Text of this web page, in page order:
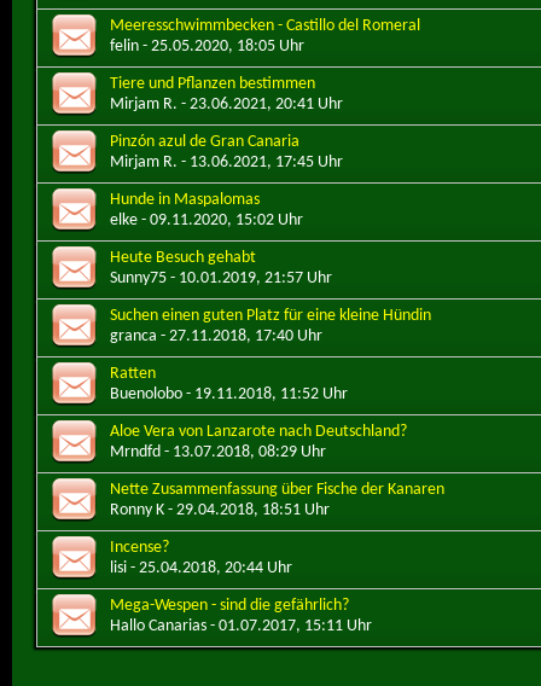
Meeresschwimmbecken - Castillo del Romeral
felin - 25.05.2020, 18:05 Uhr
Tiere und Pflanzen bestimmen
Mirjam R. - 23.06.2021, 20:41 Uhr
Pinzón azul de Gran Canaria
Mirjam R. - 13.06.2021, 17:45 Uhr
Hunde in Maspalomas
elke - 09.11.2020, 15:02 Uhr
Heute Besuch gehabt
Sunny75 - 10.01.2019, 21:57 Uhr
Suchen einen guten Platz für eine kleine Hündin
granca - 27.11.2018, 17:40 Uhr
Ratten
Buenolobo - 19.11.2018, 11:52 Uhr
Aloe Vera von Lanzarote nach Deutschland?
Mrndfd - 13.07.2018, 08:29 Uhr
Nette Zusammenfassung über Fische der Kanaren
Ronny K - 29.04.2018, 18:51 Uhr
Incense?
lisi - 25.04.2018, 20:44 Uhr
Mega-Wespen - sind die gefährlich?
Hallo Canarias - 01.07.2017, 15:11 Uhr